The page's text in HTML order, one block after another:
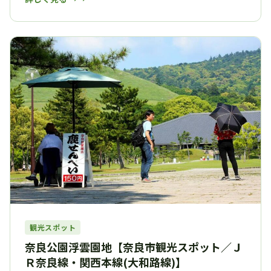
観光スポット
奈良公園浮雲園地【奈良市観光スポット／Ｊ
Ｒ奈良線・関西本線(大和路線)】